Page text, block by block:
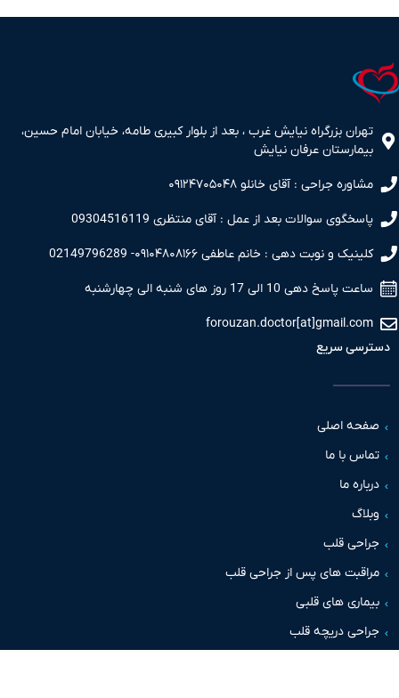
بزرگراه نیایش غرب ، بعد از بلوار کبیری طامه، خیابان امام حسین،
عرفان نیایش
جراحی : آقای خانلو ۰۹۱۲۴۷۰۵۰۴۸
سوالات بعد از عمل : آقای منتظری 09304516119
و نوبت دهی : خانم عاطفی ۰۹۱۰۴۸۰۸۱۶۶- 02149796289
دهی 10 الی 17 روز های شنبه الی چهارشنبه
سریع
اصلی
با ما
ما
قلب
های پس از جراحی قلب
های قلبی
دریچه قلب